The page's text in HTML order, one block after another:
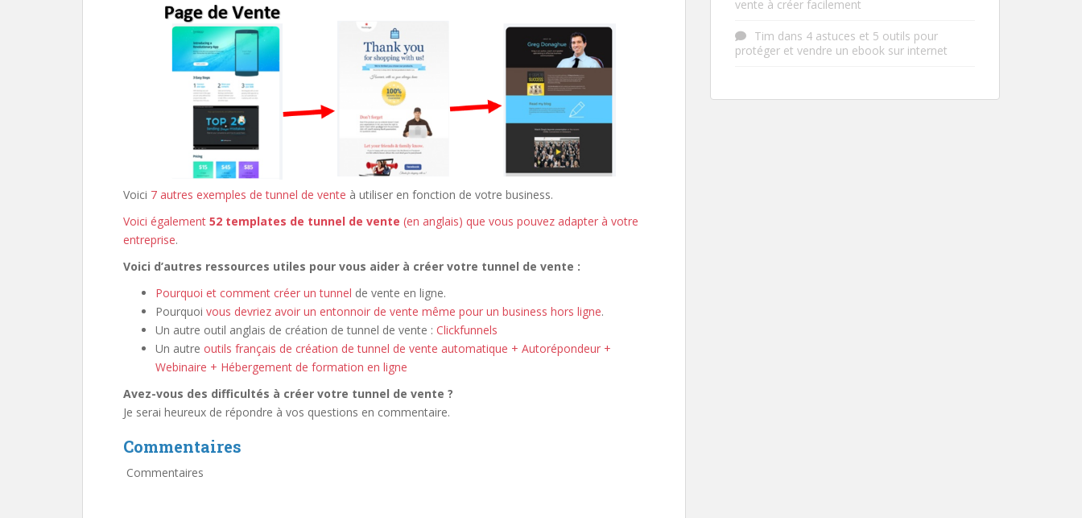
Voici 7 autres exemples de tunnel de vente à utiliser en fonction de votre business.
Voici également 52 templates de tunnel de vente (en anglais) que vous pouvez adapter à votre
entreprise.
Voici d’autres ressources utiles pour vous aider à créer votre tunnel de vente :
Pourquoi et comment créer un tunnel de vente en ligne.
Pourquoi vous devriez avoir un entonnoir de vente même pour un business hors ligne.
Un autre outil anglais de création de tunnel de vente : Clickfunnels
Un autre outils français de création de tunnel de vente automatique + Autorépondeur +
Webinaire + Hébergement de formation en ligne
Avez-vous des difficultés à créer votre tunnel de vente ?
Je serai heureux de répondre à vos questions en commentaire.
Commentaires
Commentaires
vente à créer facilement
Tim dans 4 astuces et 5 outils pour
protéger et vendre un ebook sur internet